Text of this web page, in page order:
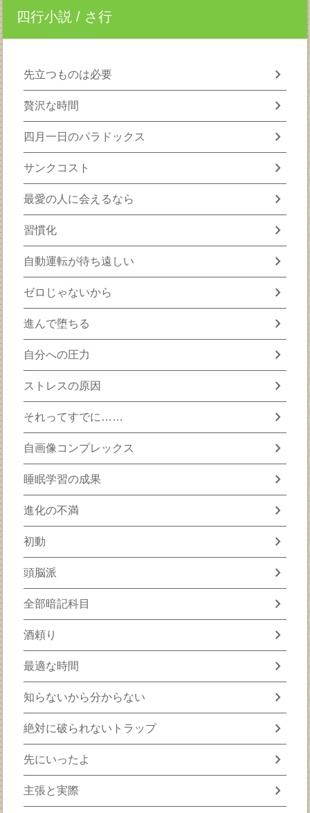
四行小説 / さ行
先立つものは必要 chevron_right
贅沢な時間 chevron_right
四月一日のパラドックス chevron_right
サンクコスト chevron_right
最愛の人に会えるなら chevron_right
習慣化 chevron_right
自動運転が待ち遠しい chevron_right
ゼロじゃないから chevron_right
進んで堕ちる chevron_right
自分への圧力 chevron_right
ストレスの原因 chevron_right
それってすでに…… chevron_right
自画像コンプレックス chevron_right
睡眠学習の成果 chevron_right
進化の不満 chevron_right
初動 chevron_right
頭脳派 chevron_right
全部暗記科目 chevron_right
酒頼り chevron_right
最適な時間 chevron_right
知らないから分からない chevron_right
絶対に破られないトラップ chevron_right
先にいったよ chevron_right
主張と実際
chevron_right